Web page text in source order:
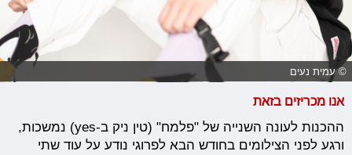
© עמית נעים
אנו מכריזים בזאת
ההכנות לעונה השנייה של "פלמח" (טין ניק ב-yes) נמשכות,
ורגע לפני הצילומים בחודש הבא לפרוגי נודע על עוד שתי